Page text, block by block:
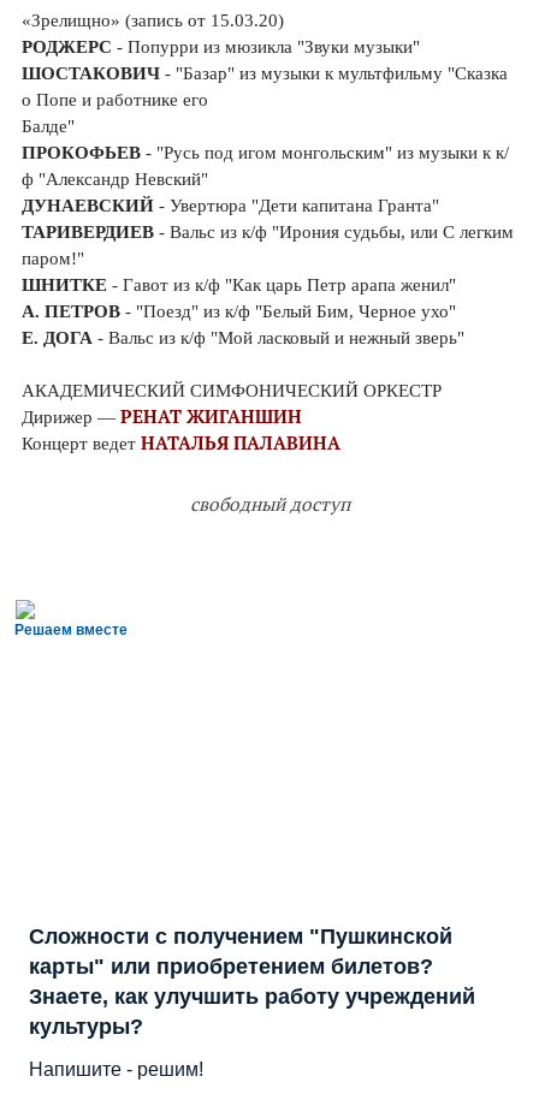
«Зрелищно» (запись от 15.03.20)
РОДЖЕРС - Попурри из мюзикла "Звуки музыки"
ШОСТАКОВИЧ - "Базар" из музыки к мультфильму "Сказка
о Попе и работнике его
Балде"
ПРОКОФЬЕВ - "Русь под игом монгольским" из музыки к к/
ф "Александр Невский"
ДУНАЕВСКИЙ - Увертюра "Дети капитана Гранта"
ТАРИВЕРДИЕВ - Вальс из к/ф "Ирония судьбы, или С легким
паром!"
ШНИТКЕ - Гавот из к/ф "Как царь Петр арапа женил"
А. ПЕТРОВ - "Поезд" из к/ф "Белый Бим, Черное ухо"
Е. ДОГА - Вальс из к/ф "Мой ласковый и нежный зверь"
АКАДЕМИЧЕСКИЙ СИМФОНИЧЕСКИЙ ОРКЕСТР
Дирижер — РЕНАТ ЖИГАНШИН
Концерт ведет НАТАЛЬЯ ПАЛАВИНА
свободный доступ
Решаем вместе
Сложности с получением "Пушкинской
карты" или приобретением билетов?
Знаете, как улучшить работу учреждений
культуры?
Напишите - решим!